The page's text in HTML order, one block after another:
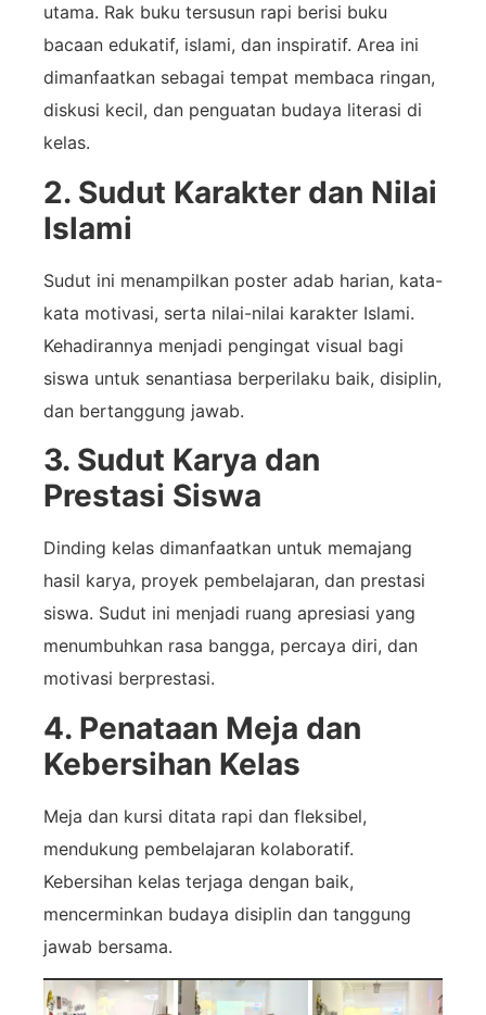
utama. Rak buku tersusun rapi berisi buku
bacaan edukatif, islami, dan inspiratif. Area ini
dimanfaatkan sebagai tempat membaca ringan,
diskusi kecil, dan penguatan budaya literasi di
kelas.
2. Sudut Karakter dan Nilai
Islami
Sudut ini menampilkan poster adab harian, kata-
kata motivasi, serta nilai-nilai karakter Islami.
Kehadirannya menjadi pengingat visual bagi
siswa untuk senantiasa berperilaku baik, disiplin,
dan bertanggung jawab.
3. Sudut Karya dan
Prestasi Siswa
Dinding kelas dimanfaatkan untuk memajang
hasil karya, proyek pembelajaran, dan prestasi
siswa. Sudut ini menjadi ruang apresiasi yang
menumbuhkan rasa bangga, percaya diri, dan
motivasi berprestasi.
4. Penataan Meja dan
Kebersihan Kelas
Meja dan kursi ditata rapi dan fleksibel,
mendukung pembelajaran kolaboratif.
Kebersihan kelas terjaga dengan baik,
mencerminkan budaya disiplin dan tanggung
jawab bersama.